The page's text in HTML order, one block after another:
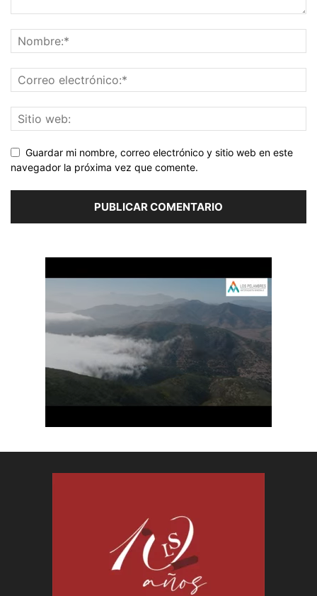
Guardar mi nombre, correo electrónico y sitio web en este
navegador la próxima vez que comente.